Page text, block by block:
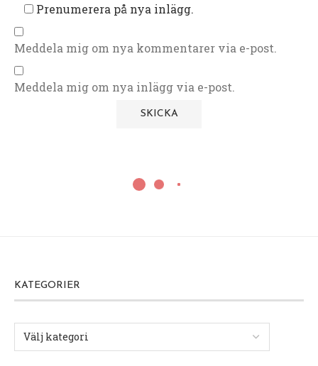
Prenumerera på nya inlägg.
Meddela mig om nya kommentarer via e-post.
Meddela mig om nya inlägg via e-post.
KATEGORIER